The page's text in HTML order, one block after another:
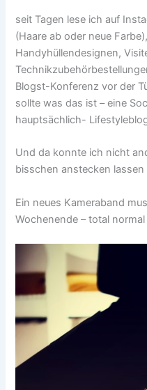
seit Tagen lese ich auf
(Haare ab oder neue
Handyhüllendesignen,
Blogst-Konferenz vor der
sollte was das ist – eine
hauptsächlich-
Und da konnte ich nicht
bisschen anstecken lassen
Ein neues Kameraband
Wochenende – total normal